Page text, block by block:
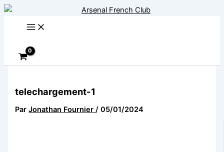
Aller
Rechercher
telechargement-1
ParJonathan Fournier/05/01/2024